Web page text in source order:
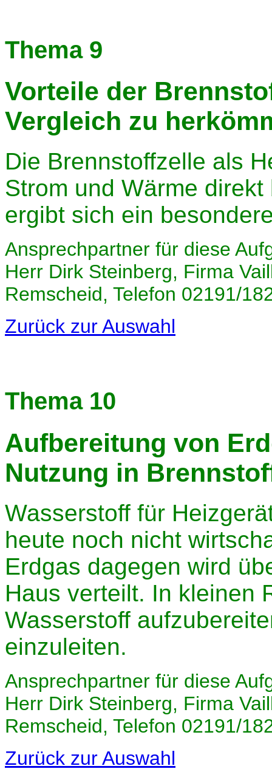
Thema 9
Vorteile der
Vergleich zu
Die Brennstoffzelle als
Strom und Wärme
ergibt sich ein
Ansprechpartner für diese
Herr Dirk Steinberg, Firma
Remscheid, Telefon 02191/
Zurück zur Auswahl
Thema 10
Aufbereitung von
Nutzung in
Wasserstoff für
heute noch nicht
Erdgas dagegen wird
Haus verteilt. In kleinen
Wasserstoff
einzuleiten.
Ansprechpartner für diese
Herr Dirk Steinberg, Firma
Remscheid, Telefon 02191/
Zurück zur Auswahl